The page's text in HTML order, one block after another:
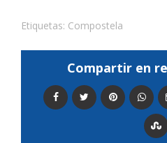
Etiquetas: Compostela
Compartir en